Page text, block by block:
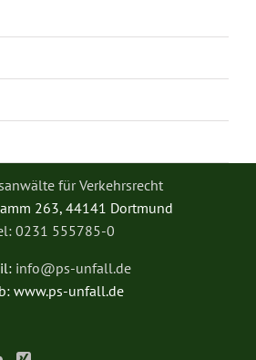
für Verkehrsrecht
263, 44141 Dortmund
0231 555785-0
info@ps-unfall.de
www.ps-unfall.de